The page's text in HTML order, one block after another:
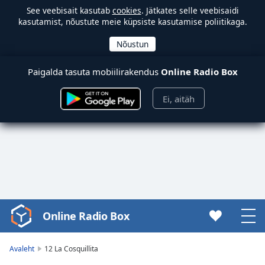
See veebisait kasutab cookies. Jätkates selle veebisaidi
kasutamist, nõustute meie küpsiste kasutamise poliitikaga.
Paigalda tasuta mobiilirakendus Online Radio Box
Ei, aitäh
Video
Player
Online Radio Box
Avaleht 12 La Cosquillita